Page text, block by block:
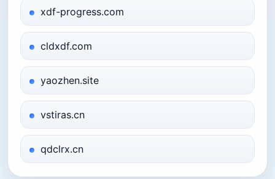
xdf-progress.com
cldxdf.com
yaozhen.site
vstiras.cn
qdclrx.cn